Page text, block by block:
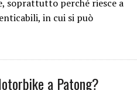
soprattutto perché riesce a
in cui si può
a Patong?